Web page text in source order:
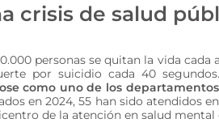
crisis de salud
personas se quitan la vida
por suicidio cada 40 segundos.
como uno de los
en 2024, 55 han sido
de la atención en salud mental